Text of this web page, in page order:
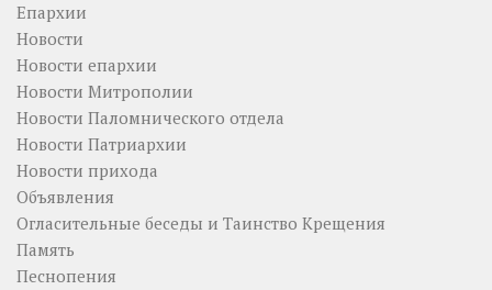
Епархии
Новости
Новости епархии
Новости Митрополии
Новости Паломнического отдела
Новости Патриархии
Новости прихода
Объявления
Огласительные беседы и Таинство Крещения
Память
Песнопения